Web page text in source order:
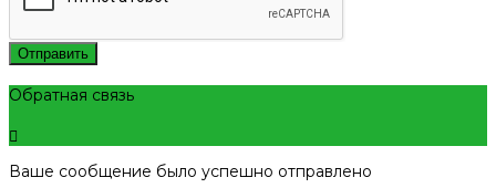
Отправить
Обратная связь
Ваше сообщение было успешно отправлено